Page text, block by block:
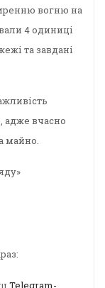
вогню на
4 одиниці
та завдані
адже вчасно
майно.
Telegram-